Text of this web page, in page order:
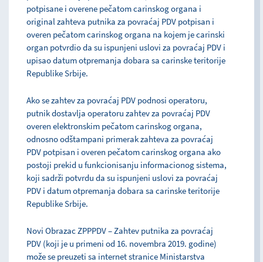
potpisane i overene pečatom carinskog organa i
original zahteva putnika za povraćaj PDV potpisan i
overen pečatom carinskog organa na kojem je carinski
organ potvrdio da su ispunjeni uslovi za povraćaj PDV i
upisao datum otpremanja dobara sa carinske teritorije
Republike Srbije.
Ako se zahtev za povraćaj PDV podnosi operatoru,
putnik dostavlja operatoru zahtev za povraćaj PDV
overen elektronskim pečatom carinskog organa,
odnosno odštampani primerak zahteva za povraćaj
PDV potpisan i overen pečatom carinskog organa ako
postoji prekid u funkcionisanju informacionog sistema,
koji sadrži potvrdu da su ispunjeni uslovi za povraćaj
PDV i datum otpremanja dobara sa carinske teritorije
Republike Srbije.
Novi Obrazac ZPPPDV – Zahtev putnika za povraćaj
PDV (koji je u primeni od 16. novembra 2019. godine)
može se preuzeti sa internet stranice Ministarstva